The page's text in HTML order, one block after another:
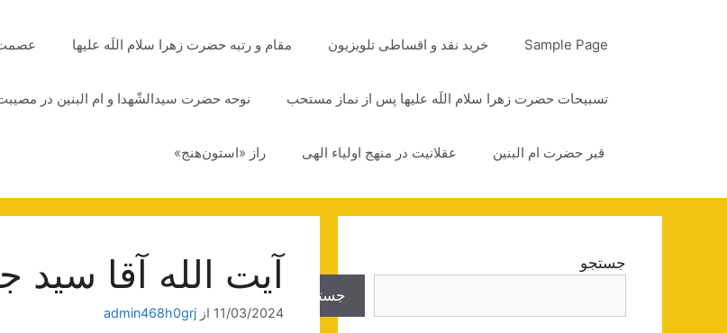
Sample Page خرید نقد و اقساطی تلویزیون مقام و رتبه حضرت زهرا سلام اللَه علیها عصمت
تسبیحات حضرت زهرا سلام اللَه علیها پس از نماز مستحب نوحه حضرت سیدالشّهدا و ام البنین در
قبر حضرت ام البنین عقلانیت در منهج اولیاء الهی راز «استون‌هنج»
آیت الله آقا سید
11/03/2024 از admin468h0grj
جستجو
جستجو